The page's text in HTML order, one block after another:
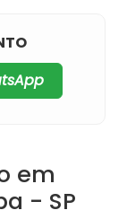
em
- SP